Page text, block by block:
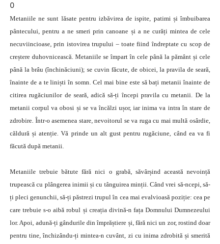
0
Metaniile ne sunt lăsate pentru izbăvirea de ispite, patimi și îmbuibarea
pântecului, pentru a ne smeri prin canoane și a ne curăți mintea de cele
necuviincioase, prin istovirea trupului – toate fiind îndreptate cu scop de
creștere duhovnicească. Metaniile se împart în cele până la pământ și cele
până la brâu (închi­năciuni); se cuvin făcute, de obicei, la pravila de seară,
înainte de a te liniști în somn. Cel mai bine este să bați metanii înainte de
citirea rugăciunilor de seară, adică să-ți începi pravila cu metanii. De la
metanii corpul va obosi și se va încălzi ușor, iar inima va intra în stare de
zdrobire. Într-o asemenea stare, nevoitorul se va ruga cu mai multă osârdie,
căldură și atenție. Vă prinde un alt gust pentru rugăciune, când ea va fi
făcută după metanii.
Metaniile trebuie bătute fără nici o grabă, săvârșind această nevoință
trupească cu plângerea inimii și cu tânguirea minții. Când vrei să-ncepi, să-
ți pleci genunchii, să-ți păstrezi trupul în cea mai evalvioasă poziție: cea pe
care trebuie s-o aibă robul și creația divină-n fața Domnului Dumnezeului
lor. Apoi, adună-ți gândurile din împrăștiere și, fără nici un zor, rostind doar
pentru tine, închizându-ți mintea-n cuvânt, zi cu inima zdrobită și smerită